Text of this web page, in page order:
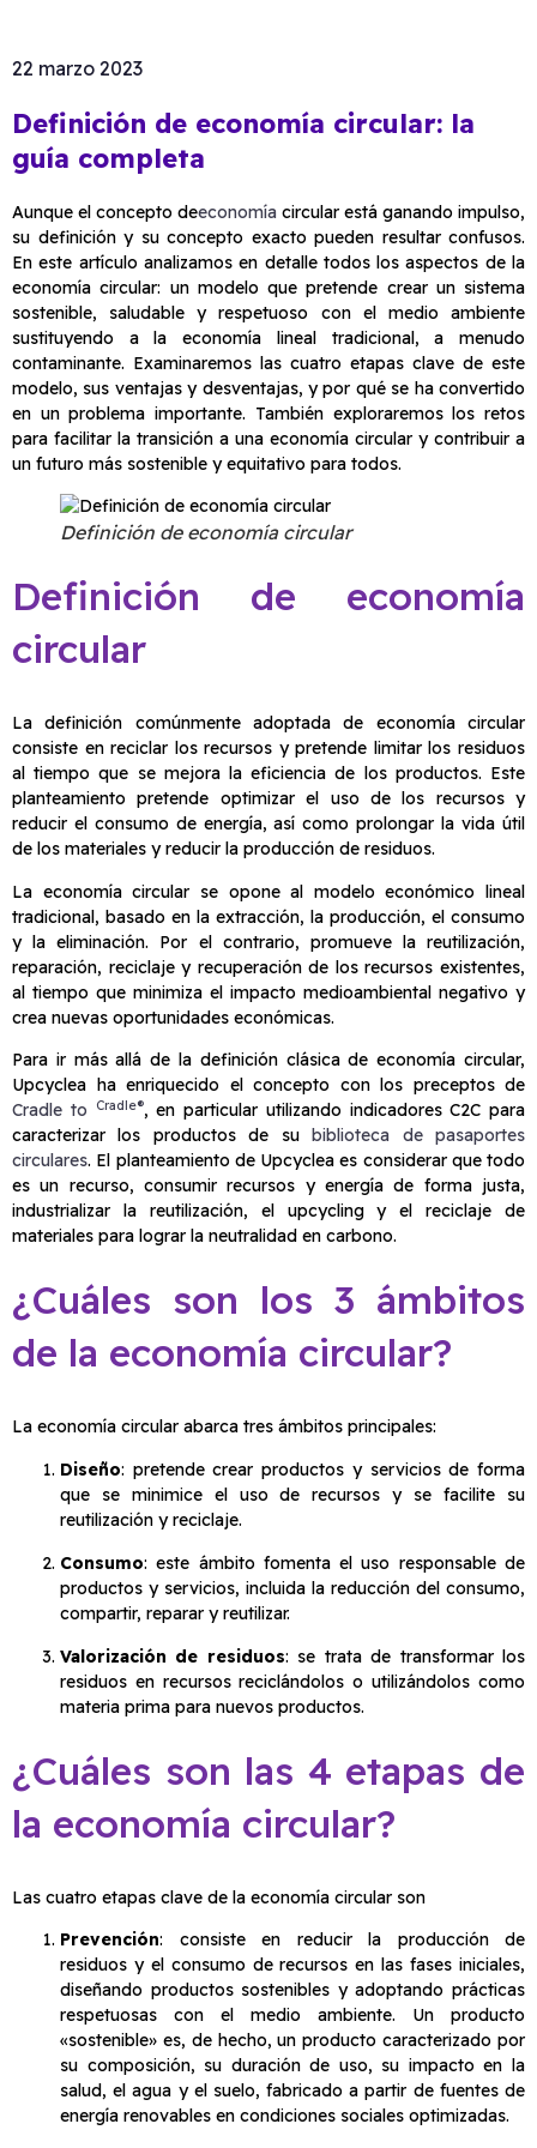
22 marzo 2023
Definición de economía circular: la
guía completa
Aunque el concepto deeconomía circular está ganando impulso,
su definición y su concepto exacto pueden resultar confusos.
En este artículo analizamos en detalle todos los aspectos de la
economía circular: un modelo que pretende crear un sistema
sostenible, saludable y respetuoso con el medio ambiente
sustituyendo a la economía lineal tradicional, a menudo
contaminante. Examinaremos las cuatro etapas clave de este
modelo, sus ventajas y desventajas, y por qué se ha convertido
en un problema importante. También exploraremos los retos
para facilitar la transición a una economía circular y contribuir a
un futuro más sostenible y equitativo para todos.
Definición de economía circular
Definición de economía
circular
La definición comúnmente adoptada de economía circular
consiste en reciclar los recursos y pretende limitar los residuos
al tiempo que se mejora la eficiencia de los productos. Este
planteamiento pretende optimizar el uso de los recursos y
reducir el consumo de energía, así como prolongar la vida útil
de los materiales y reducir la producción de residuos.
La economía circular se opone al modelo económico lineal
tradicional, basado en la extracción, la producción, el consumo
y la eliminación. Por el contrario, promueve la reutilización,
reparación, reciclaje y recuperación de los recursos existentes,
al tiempo que minimiza el impacto medioambiental negativo y
crea nuevas oportunidades económicas.
Para ir más allá de la definición clásica de economía circular,
Upcyclea ha enriquecido el concepto con los preceptos de
Cradle to
Cradle®, en particular utilizando indicadores C2C para
caracterizar los productos de subiblioteca de pasaportes
circulares. El planteamiento de Upcyclea es considerar que todo
es un recurso, consumir recursos y energía de forma justa,
industrializar la reutilización, el upcycling y el reciclaje de
materiales para lograr la neutralidad en carbono.
¿Cuáles son los 3 ámbitos
de la economía circular?
La economía circular abarca tres ámbitos principales:
Diseño: pretende crear productos y servicios de forma
que se minimice el uso de recursos y se facilite su
reutilización y reciclaje.
Consumo: este ámbito fomenta el uso responsable de
productos y servicios, incluida la reducción del consumo,
compartir, reparar y reutilizar.
Valorización de residuos: se trata de transformar los
residuos en recursos reciclándolos o utilizándolos como
materia prima para nuevos productos.
¿Cuáles son las 4 etapas de
la economía circular?
Las cuatro etapas clave de la economía circular son
Prevención: consiste en reducir la producción de
residuos y el consumo de recursos en las fases iniciales,
diseñando productos sostenibles y adoptando prácticas
respetuosas con el medio ambiente. Un producto
«sostenible» es, de hecho, un producto caracterizado por
su composición, su duración de uso, su impacto en la
salud, el agua y el suelo, fabricado a partir de fuentes de
energía renovables en condiciones sociales optimizadas.